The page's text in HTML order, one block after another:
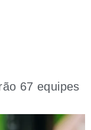
67 equipes